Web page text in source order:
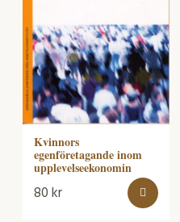
Kvinnors
egenföretagande inom
upplevelseekonomin
80kr